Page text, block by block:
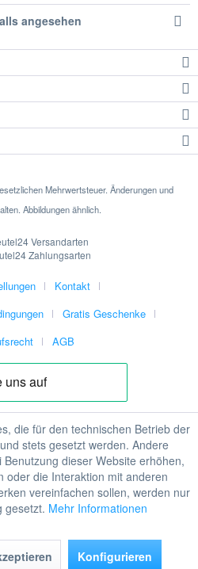
angesehen
Mehrwertsteuer. Änderungen und
Abbildungen ähnlich.
Kontakt
Gratis Geschenke
AGB
die für den technischen Betrieb der
stets gesetzt werden. Andere
dieser Website erhöhen,
oder die Interaktion mit anderen
vereinfachen sollen, werden nur
gesetzt. Mehr Informationen
Konfigurieren